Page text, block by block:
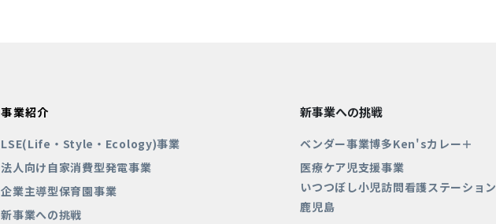
事業紹介
LSE(Life・Style・Ecology)事業
法人向け自家消費型発電事業
企業主導型保育園事業
新事業への挑戦
新事業への挑戦
ベンダー事業博多Ken'sカレー＋
医療ケア児支援事業
いつつぼし小児訪問看護ステーション
鹿児島